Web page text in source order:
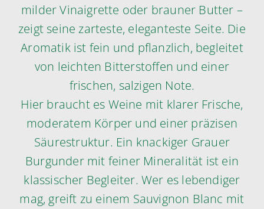
milder Vinaigrette oder brauner Butter –
zeigt seine zarteste, eleganteste Seite. Die
Aromatik ist fein und pflanzlich, begleitet
von leichten Bitterstoffen und einer
frischen, salzigen Note.
Hier braucht es Weine mit klarer Frische,
moderatem Körper und einer präzisen
Säurestruktur. Ein knackiger Grauer
Burgunder mit feiner Mineralität ist ein
klassischer Begleiter. Wer es lebendiger
mag, greift zu einem Sauvignon Blanc mit